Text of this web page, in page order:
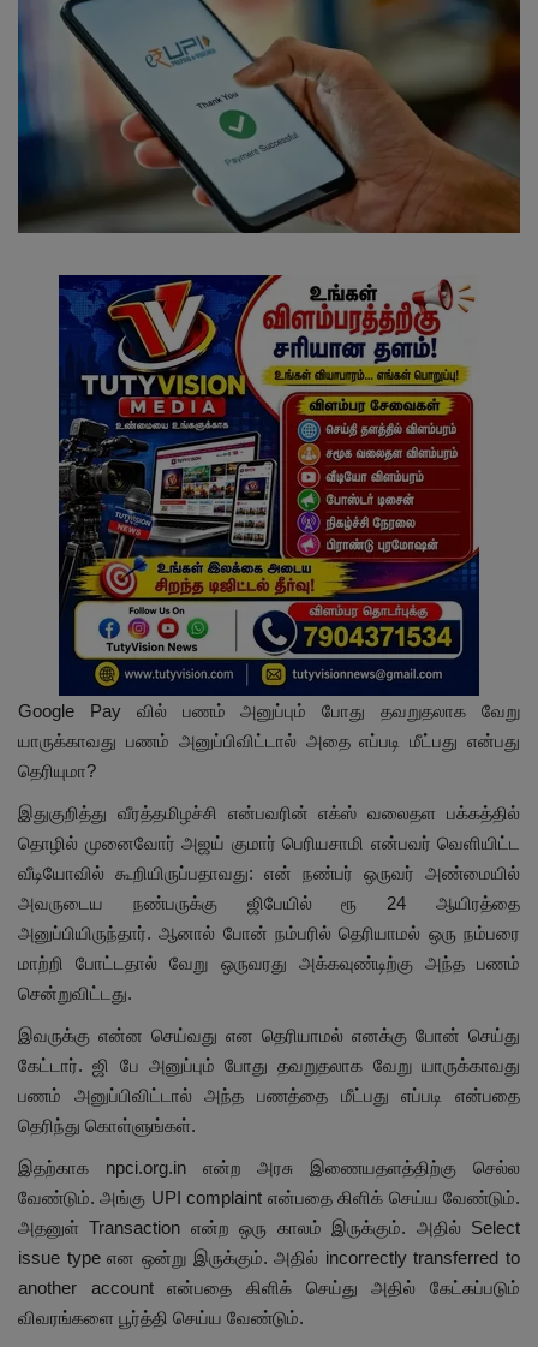
வேலைவாய்ப்பு
சட்டமன்ற தேர்தல் 2026
தொழில்நுட்பம்
மக்கள் புகார்கள்
சிறப்பு செய்திகள்
Google Pay வில் பணம் அனுப்பும் போது தவறுதலாக வேறு
யாருக்காவது பணம் அனுப்பிவிட்டால் அதை எப்படி மீட்பது என்பது
தெரியுமா?
இதுகுறித்து வீரத்தமிழச்சி என்பவரின் எக்ஸ் வலைதள பக்கத்தில்
தொழில் முனைவோர் அஜய் குமார் பெரியசாமி என்பவர் வெளியிட்ட
வீடியோவில் கூறியிருப்பதாவது: என் நண்பர் ஒருவர் அண்மையில்
அவருடைய நண்பருக்கு ஜிபேயில் ரூ 24 ஆயிரத்தை
அனுப்பியிருந்தார். ஆனால் போன் நம்பரில் தெரியாமல் ஒரு நம்பரை
மாற்றி போட்டதால் வேறு ஒருவரது அக்கவுண்டிற்கு அந்த பணம்
சென்றுவிட்டது.
இவருக்கு என்ன செய்வது என தெரியாமல் எனக்கு போன் செய்து
கேட்டார். ஜி பே அனுப்பும் போது தவறுதலாக வேறு யாருக்காவது
பணம் அனுப்பிவிட்டால் அந்த பணத்தை மீட்பது எப்படி என்பதை
தெரிந்து கொள்ளுங்கள்.
இதற்காக npci.org.in என்ற அரசு இணையதளத்திற்கு செல்ல
வேண்டும். அங்கு UPI complaint என்பதை கிளிக் செய்ய வேண்டும்.
அதனுள் Transaction என்ற ஒரு காலம் இருக்கும். அதில் Select
issue type என ஒன்று இருக்கும். அதில் incorrectly transferred to
another account என்பதை கிளிக் செய்து அதில் கேட்கப்படும்
விவரங்களை பூர்த்தி செய்ய வேண்டும்.